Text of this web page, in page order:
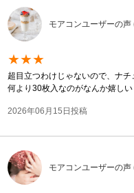
モアコンユーザーの声
★★★
超目立つわけじゃないので、ナ
何より30枚入なのがなんか嬉しい
2026年06月15日投稿
モアコンユーザーの声